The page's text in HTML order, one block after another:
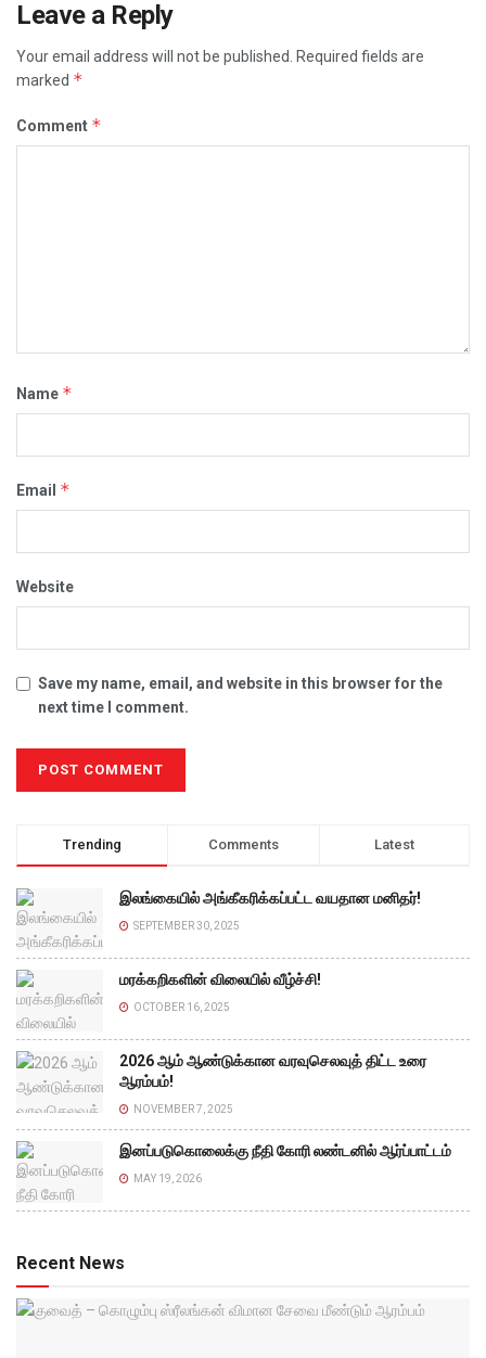
Leave a Reply
Your email address will not be published.
Required fields are
marked *
Comment *
Name *
Email *
Website
Save my name, email, and website in this browser for the
next time I comment.
Trending Comments Latest
இலங்கையில் அங்கீகரிக்கப்பட்ட வயதான மனிதர்!
SEPTEMBER 30, 2025
மரக்கறிகளின் விலையில் வீழ்ச்சி!
OCTOBER 16, 2025
2026 ஆம் ஆண்டுக்கான வரவுசெலவுத் திட்ட உரை
ஆரம்பம்!
NOVEMBER 7, 2025
இனப்படுகொலைக்கு நீதி கோரி லண்டனில் ஆர்ப்பாட்டம்
MAY 19, 2026
Recent News